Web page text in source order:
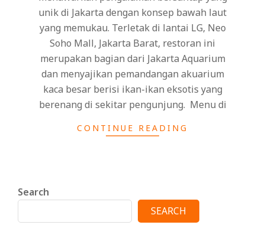
unik di Jakarta dengan konsep bawah laut
yang memukau. Terletak di lantai LG, Neo
Soho Mall, Jakarta Barat, restoran ini
merupakan bagian dari Jakarta Aquarium
dan menyajikan pemandangan akuarium
kaca besar berisi ikan-ikan eksotis yang
berenang di sekitar pengunjung. ​ Menu di
CONTINUE READING
Search
SEARCH